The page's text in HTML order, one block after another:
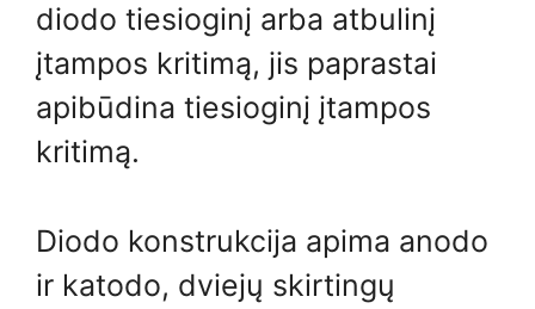
diodo tiesioginį arba atbulinį
įtampos kritimą, jis paprastai
apibūdina tiesioginį įtampos
kritimą.
Diodo konstrukcija apima anodo
ir katodo, dviejų skirtingų